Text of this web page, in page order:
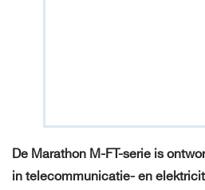
De Marathon M-FT-serie is
in telecommunicatie- en